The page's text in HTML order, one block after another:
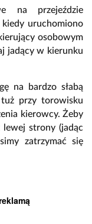
na przejeździe
uruchomiono
osobowym
jadący w kierunku
na bardzo słabą
przy torowisku
kierowcy. Żeby
lewej strony (jadąc
zatrzymać się